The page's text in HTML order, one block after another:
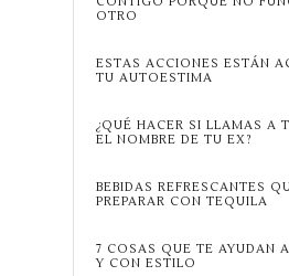
OTRO
ESTAS ACCIONES ESTÁN
TU AUTOESTIMA
¿QUÉ HACER SI LLAMAS A
EL NOMBRE DE TU EX?
BEBIDAS REFRESCANTES
PREPARAR CON TEQUILA
7 COSAS QUE TE AYUDAN
Y CON ESTILO